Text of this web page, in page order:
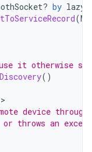
by lazy
(
it otherwise
()
device
throws an